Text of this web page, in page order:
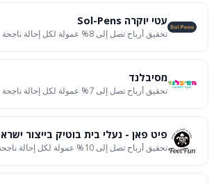
עטי יוקרה Sol-Pens
تحقيق أرباح تصل إلى 8% عمولة لكل إحالة ناجحة
מסיבלנד
تحقيق أرباح تصل إلى 7% عمولة لكل إحالة ناجحة
פיט פאן - נעלי בית בוטיק בייצור ישראלי
تحقيق أرباح تصل إلى 10% عمولة لكل إحالة ناجحة